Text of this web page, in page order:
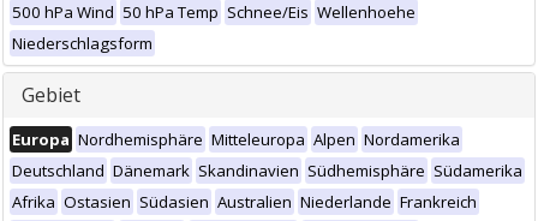
500 hPa Wind 50 hPa Temp Schnee/Eis Wellenhoehe
Niederschlagsform
Gebiet
Europa Nordhemisphäre Mitteleuropa Alpen Nordamerika
Deutschland Dänemark Skandinavien Südhemisphäre Südamerika
Afrika Ostasien Südasien Australien Niederlande Frankreich